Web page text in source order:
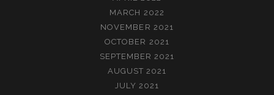
MARCH 2022
NOVEMBER 2021
OCTOBER 2021
SEPTEMBER 2021
AUGUST 2021
JULY 2021